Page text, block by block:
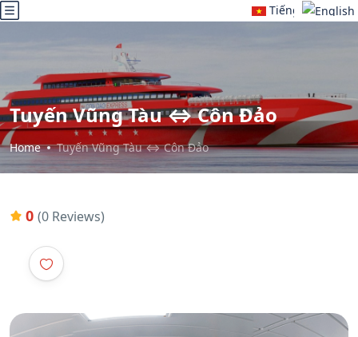
Tiếng Việt
Tuyến Vũng Tàu ⇔ Côn Đảo
Home Tuyến Vũng Tàu ⇔ Côn Đảo
0 (0 Reviews)